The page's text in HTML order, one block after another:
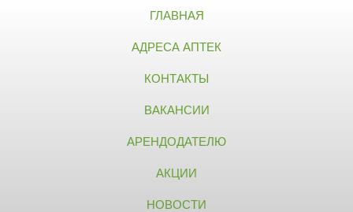
ГЛАВНАЯ
АДРЕСА АПТЕК
КОНТАКТЫ
ВАКАНСИИ
АРЕНДОДАТЕЛЮ
АКЦИИ
НОВОСТИ